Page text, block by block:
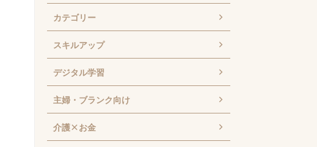
カテゴリー
スキルアップ
デジタル学習
主婦・ブランク向け
介護×お金